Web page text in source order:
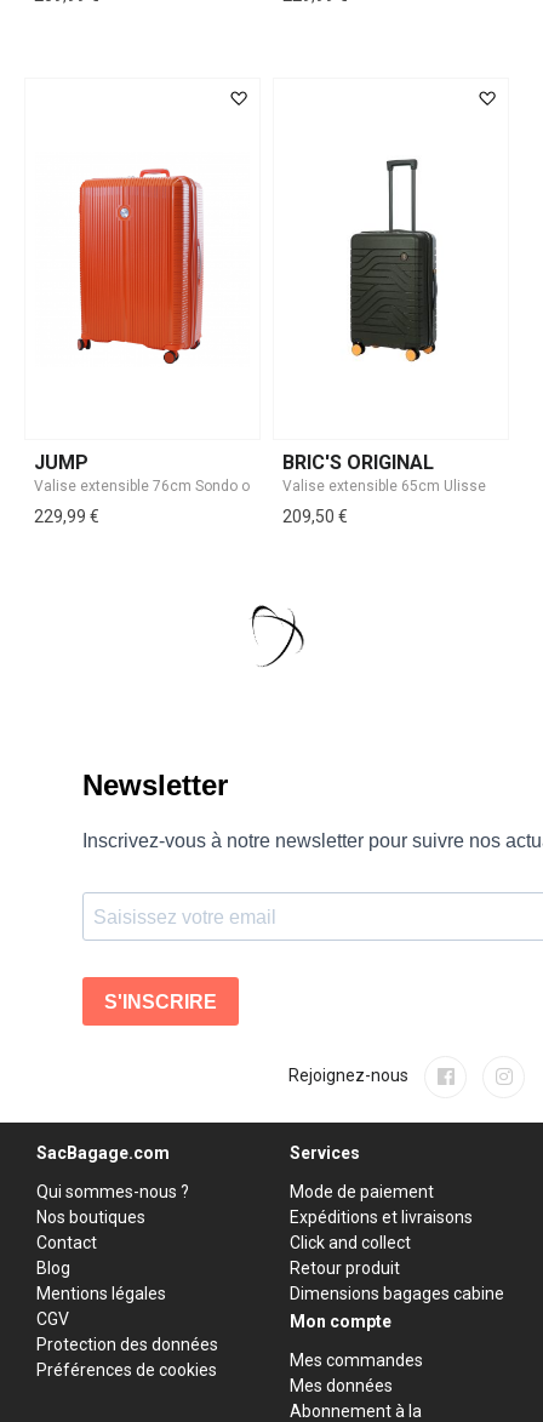
JUMP
229,99 €
BRIC'S ORIGINAL
209,50 €
Rejoignez-nous
SacBagage.com
Qui sommes-nous ?
Nos boutiques
Contact
Blog
Mentions légales
CGV
Protection des données
Préférences de cookies
Services
Mode de paiement
Expéditions et livraisons
Click and collect
Retour produit
Dimensions bagages cabine
Mon compte
Mes commandes
Mes données
Abonnement à la